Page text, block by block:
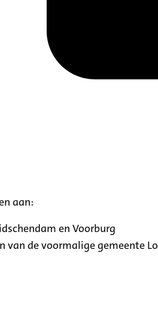
aan:
en Voorburg
de voormalige gemeente